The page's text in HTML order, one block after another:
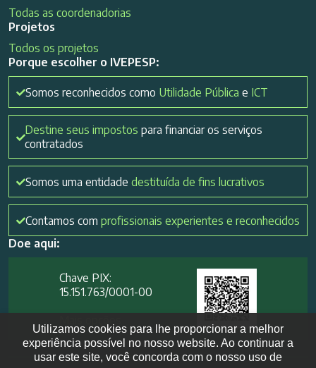
Todas as coordenadorias
Projetos
Todos os projetos
Porque escolher o IVEPESP:
Somos reconhecidos como Utilidade Pública e ICT
Destine seus impostos para financiar os serviços
contratados
Somos uma entidade destituída de fins lucrativos
Contamos com profissionais experientes e reconhecidos
Doe aqui:
Chave PIX:
15.151.763/0001-00​
Utilizamos cookies para lhe proporcionar a melhor
experiência possível no nosso website. Ao continuar a
usar este site, você concorda com o nosso uso de